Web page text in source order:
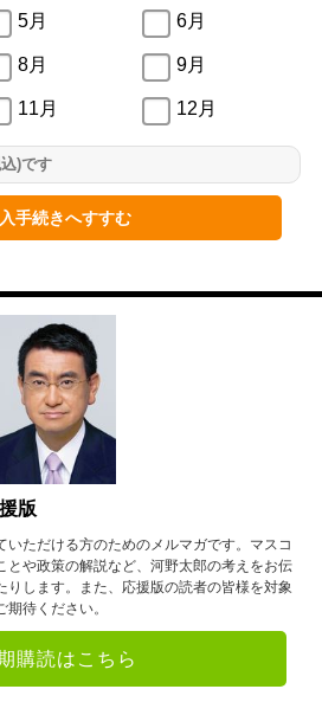
版
いただける方のためのメルマガです。マスコ
とや政策の解説など、河野太郎の考えをお伝
りします。また、応援版の読者の皆様を対象
待ください。
購読はこちら
5月 6月
8月 9月
11月 12月
2月
8月 9月
11月
2月
5月
8月 9月
11月 12月
2月 3月
)です
手続きへすすむ